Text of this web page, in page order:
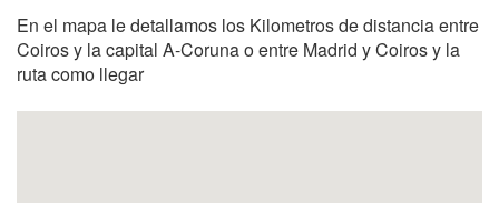
En el mapa le detallamos los Kilometros de distancia entre
Coiros y la capital A-Coruna o entre Madrid y Coiros y la
ruta como llegar